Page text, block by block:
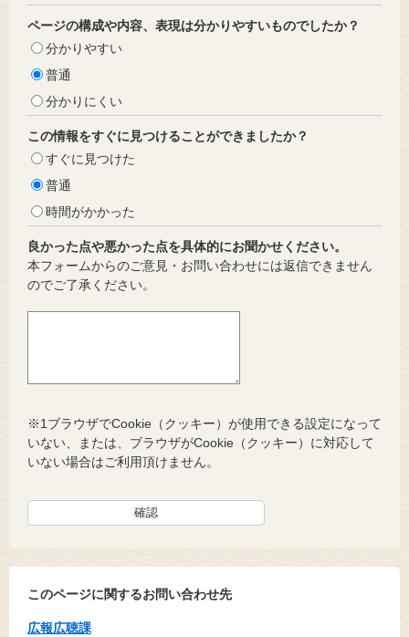
ページの構成や内容、表現は分かりやすいものでしたか？
分かりやすい
普通
分かりにくい
この情報をすぐに見つけることができましたか？
すぐに見つけた
普通
時間がかかった
良かった点や悪かった点を具体的にお聞かせください。
本フォームからのご意見・お問い合わせには返信できません
のでご了承ください。
※1ブラウザでCookie（クッキー）が使用できる設定になって
いない、または、ブラウザがCookie（クッキー）に対応して
いない場合はご利用頂けません。
このページに関するお問い合わせ先
広報広聴課